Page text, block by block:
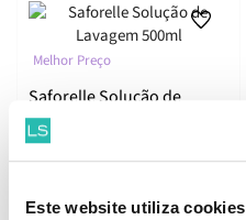
Este website utiliza cookies
Melhor Preço
Saforelle Solução de
Lavagem 500ml
€16. €22. PVPR